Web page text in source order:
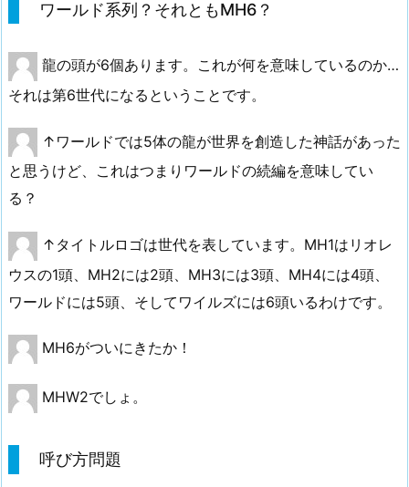
ワールド系列？それともMH6？
龍の頭が6個あります。これが何を意味しているのか…
それは第6世代になるということです。
↑ワールドでは5体の龍が世界を創造した神話があった
と思うけど、これはつまりワールドの続編を意味してい
る？
↑タイトルロゴは世代を表しています。MH1はリオレ
ウスの1頭、MH2には2頭、MH3には3頭、MH4には4頭、
ワールドには5頭、そしてワイルズには6頭いるわけです。
MH6がついにきたか！
MHW2でしょ。
呼び方問題